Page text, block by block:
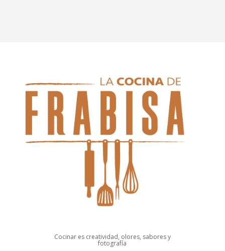
Cocinar es creatividad, olores, sabores y
fotografía